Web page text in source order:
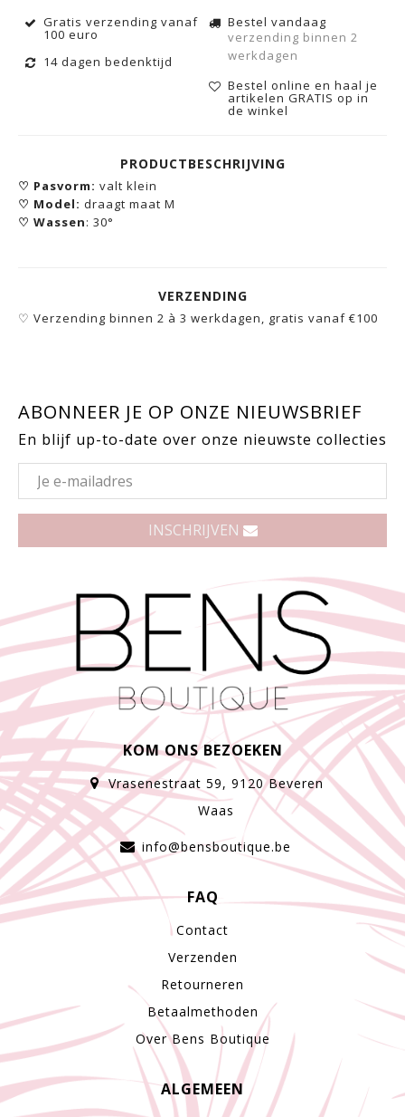
Gratis verzending vanaf
100 euro
14 dagen bedenktijd
Bestel vandaag
verzending binnen 2
werkdagen
Bestel online en haal je
artikelen GRATIS op in
de winkel
PRODUCTBESCHRIJVING
♡ Pasvorm: valt klein
♡ Model: draagt maat M
♡ Wassen: 30°
VERZENDING
♡ Verzending binnen 2 à 3 werkdagen, gratis vanaf €100
ABONNEER JE OP ONZE NIEUWSBRIEF
En blijf up-to-date over onze nieuwste collecties
INSCHRIJVEN
KOM ONS BEZOEKEN
Vrasenestraat 59, 9120 Beveren
Waas
info@bensboutique.be
FAQ
Contact
Verzenden
Retourneren
Betaalmethoden
Over Bens Boutique
ALGEMEEN